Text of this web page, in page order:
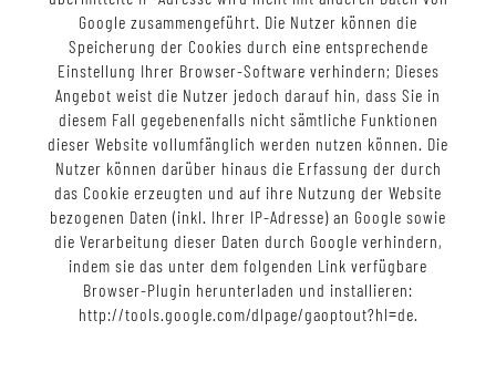
Google zusammengeführt. Die Nutzer können die
Speicherung der Cookies durch eine entsprechende
Einstellung Ihrer Browser-Software verhindern; Dieses
Angebot weist die Nutzer jedoch darauf hin, dass Sie in
diesem Fall gegebenenfalls nicht sämtliche Funktionen
dieser Website vollumfänglich werden nutzen können. Die
Nutzer können darüber hinaus die Erfassung der durch
das Cookie erzeugten und auf ihre Nutzung der Website
bezogenen Daten (inkl. Ihrer IP-Adresse) an Google sowie
die Verarbeitung dieser Daten durch Google verhindern,
indem sie das unter dem folgenden Link verfügbare
Browser-Plugin herunterladen und installieren:
http://tools.google.com/dlpage/gaoptout?hl=de.